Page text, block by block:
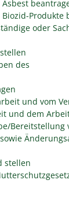
Produkte
oder
des
und vom
und dem
Bereitstellung
stellen